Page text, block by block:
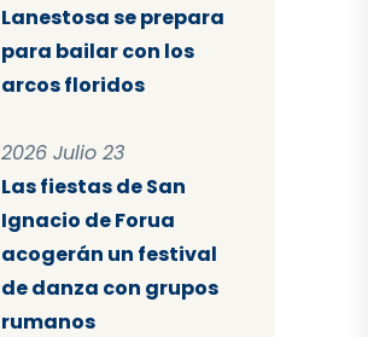
Lanestosa se prepara
para bailar con los
arcos floridos
2026 Julio 23
Las fiestas de San
Ignacio de Forua
acogerán un festival
de danza con grupos
rumanos